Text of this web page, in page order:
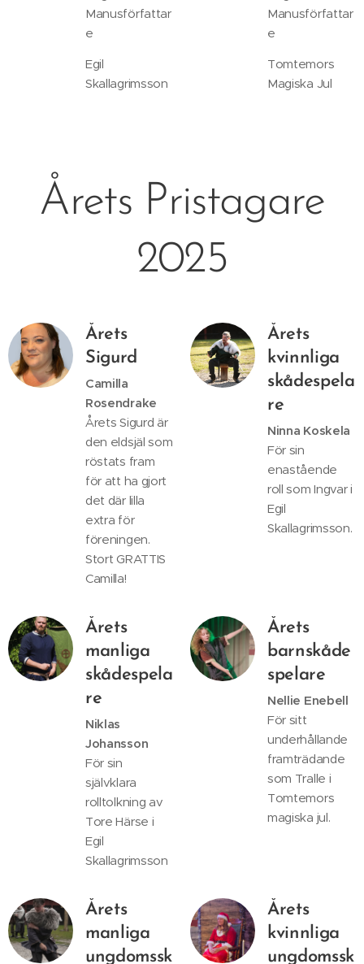
Manusförfattar
e
Egil
Skallagrimsson
Manusförfattar
e
Tomtemors
Magiska Jul
Årets Pristagare
2025
Årets
Sigurd
Camilla
Rosendrake
Årets Sigurd är
den eldsjäl som
röstats fram
för att ha gjort
det där lilla
extra för
föreningen.
Stort GRATTIS
Camilla!
Årets
kvinnliga
skådespela
re
Ninna Koskela
För sin
enastående
roll som Ingvar i
Egil
Skallagrimsson.
Årets
manliga
skådespela
re
Niklas
Johansson
För sin
självklara
rolltolkning av
Tore Härse i
Egil
Skallagrimsson
Årets
barnskåde
spelare
Nellie Enebell
För sitt
underhållande
framträdande
som Tralle i
Tomtemors
magiska jul.
Årets
manliga
ungdomssk
Årets
kvinnliga
ungdomssk